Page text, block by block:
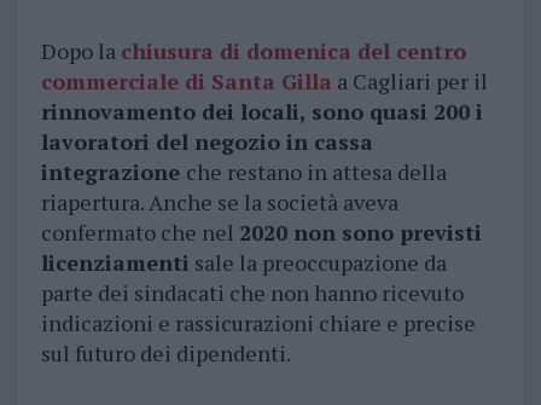
Dopo la chiusura di domenica del centro
commerciale di Santa Gilla a Cagliari per il
rinnovamento dei locali, sono quasi 200 i
lavoratori del negozio in cassa
integrazione che restano in attesa della
riapertura. Anche se la società aveva
confermato che nel 2020 non sono previsti
licenziamenti sale la preoccupazione da
parte dei sindacati che non hanno ricevuto
indicazioni e rassicurazioni chiare e precise
sul futuro dei dipendenti.